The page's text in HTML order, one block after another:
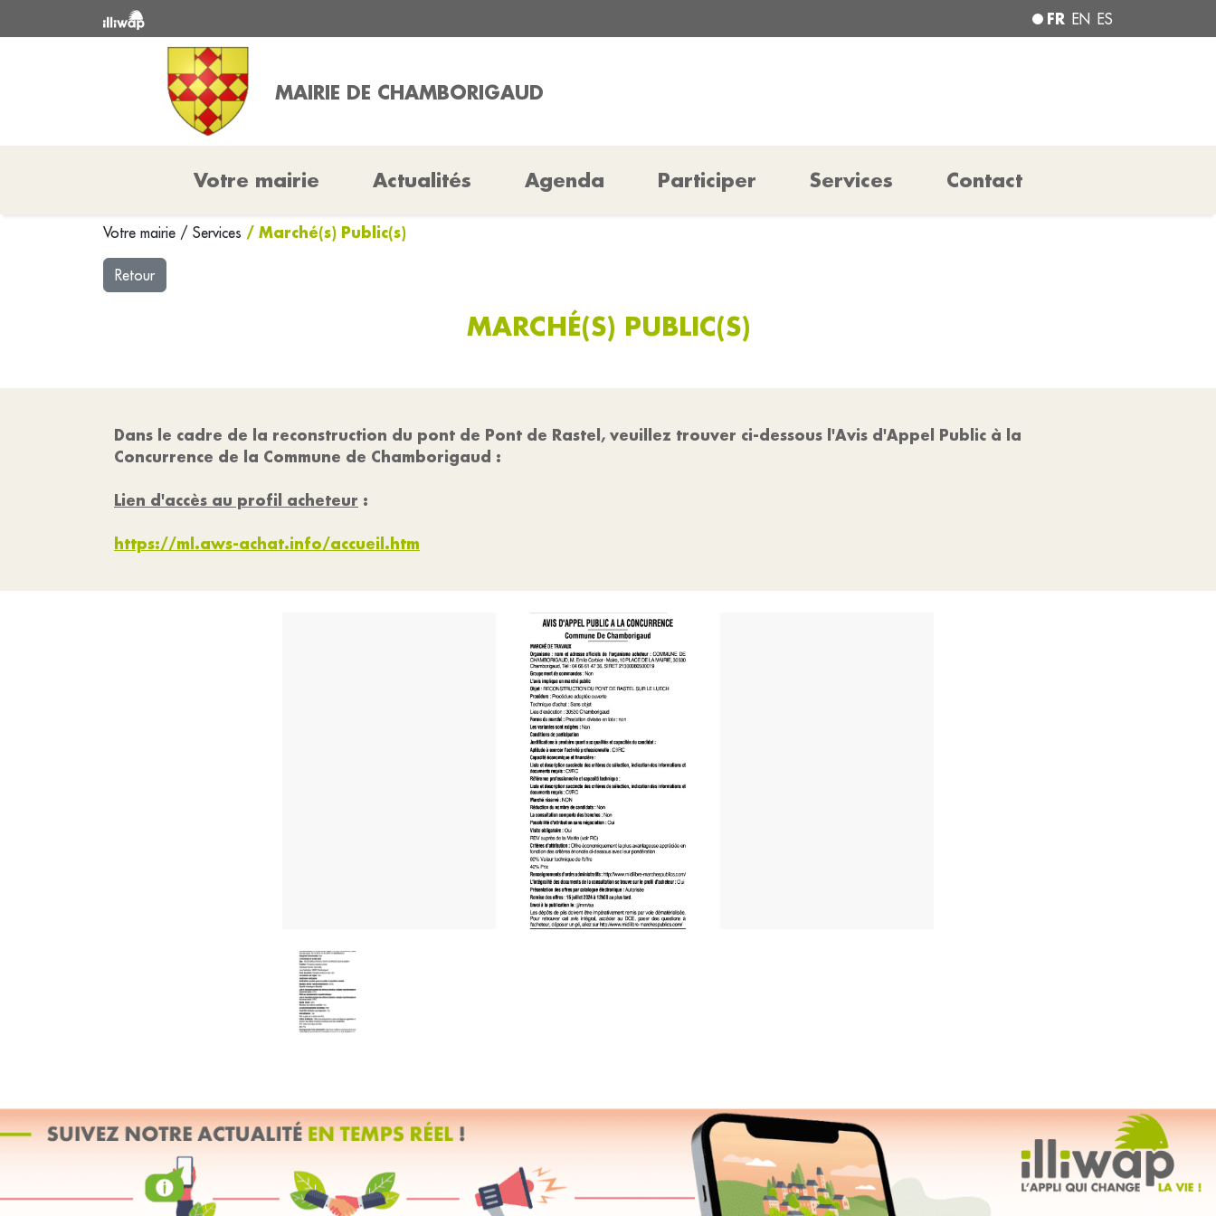
FR EN ES
MAIRIE DE CHAMBORIGAUD
Votre mairie Actualités Agenda Participer Services Contact
Votre mairie / Services / Marché(s) Public(s)
Retour
MARCHÉ(S) PUBLIC(S)
Dans le cadre de la reconstruction du pont de Pont de Rastel, veuillez trouver ci-dessous l'Avis d'Appel Public à la
Concurrence de la Commune de Chamborigaud :
Lien d'accès au profil acheteur :
https://ml.aws-achat.info/accueil.htm